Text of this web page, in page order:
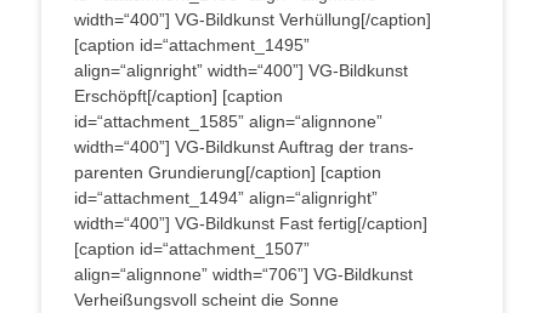
width=“400”] VG-Bild­kunst Verhüllung[/caption]
[cap­ti­on id=“attachment_1495”
align=“alignright” width=“400”] VG-Bild­kunst
Erschöpft[/caption] [cap­ti­on
id=“attachment_1585” align=“alignnone”
width=“400”] VG-Bild­kunst Auf­trag der trans­
pa­ren­ten Grundierung[/caption] [cap­ti­on
id=“attachment_1494” align=“alignright”
width=“400”] VG-Bild­kunst Fast fertig[/caption]
[cap­ti­on id=“attachment_1507”
align=“alignnone” width=“706”] VG-Bild­kunst
Ver­hei­ßungs­voll scheint die Son­ne